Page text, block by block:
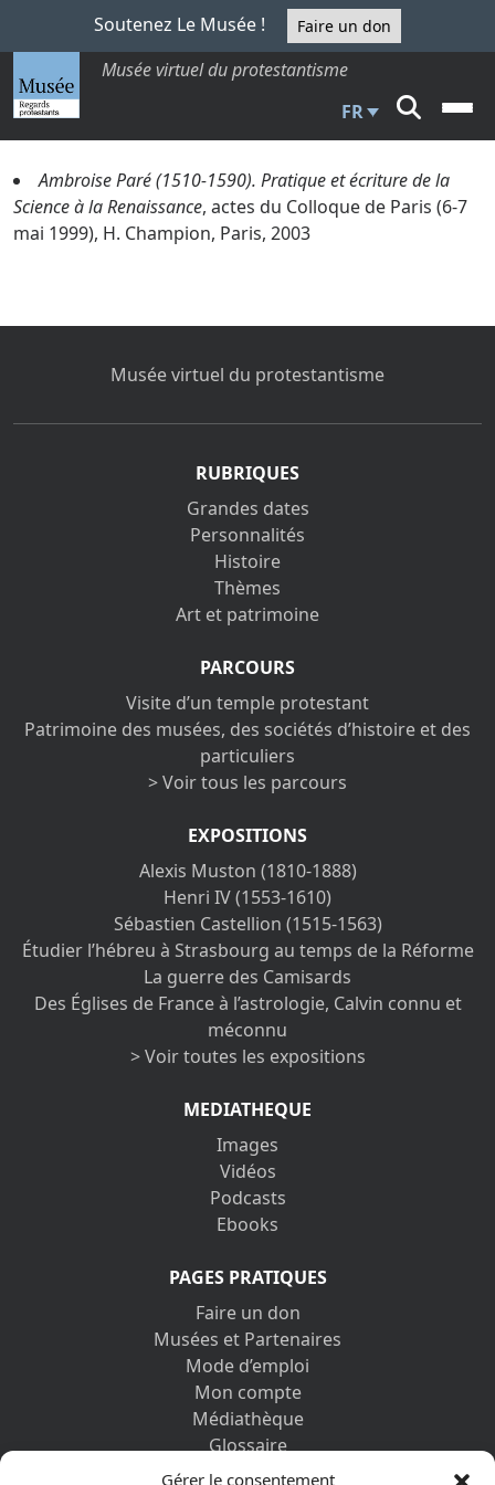
Gérer le consentement
Soutenez Le Musée ! Faire un don
Musée virtuel du protestantisme
FR
Ambroise Paré (1510-1590). Pratique et écriture de la
Science à la Renaissance, actes du Colloque de Paris (6-7
mai 1999), H. Champion, Paris, 2003
Musée virtuel du protestantisme
RUBRIQUES
Grandes dates
Personnalités
Histoire
Thèmes
Art et patrimoine
PARCOURS
Visite d’un temple protestant
Patrimoine des musées, des sociétés d’histoire et des
particuliers
> Voir tous les parcours
EXPOSITIONS
Alexis Muston (1810-1888)
Henri IV (1553-1610)
Sébastien Castellion (1515-1563)
Étudier l’hébreu à Strasbourg au temps de la Réforme
La guerre des Camisards
Des Églises de France à l’astrologie, Calvin connu et
méconnu
> Voir toutes les expositions
MEDIATHEQUE
Images
Vidéos
Podcasts
Ebooks
PAGES PRATIQUES
Faire un don
Musées et Partenaires
Mode d’emploi
Mon compte
Médiathèque
Glossaire
Contactez-nous